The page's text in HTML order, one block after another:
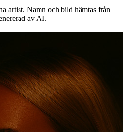
artist. Namn och bild hämtas från
av AI.